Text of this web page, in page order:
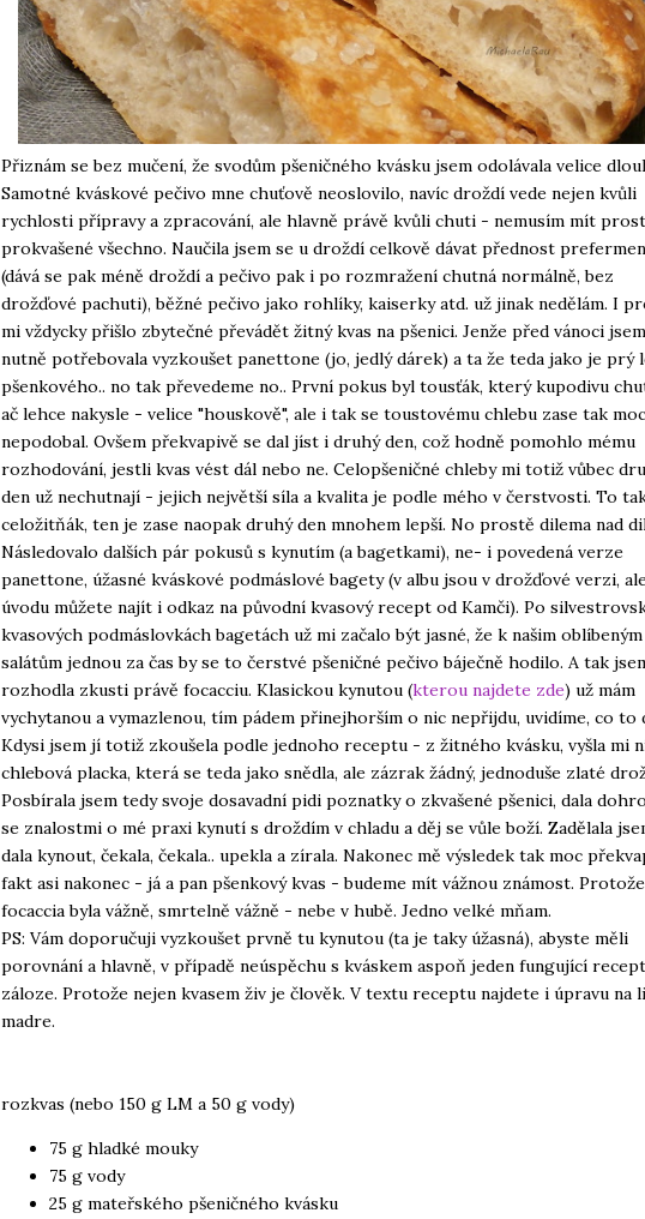
Přiznám se bez mučení, že svodům pšeničného kvásku jsem odolávala velice
Samotné kváskové pečivo mne chuťově neoslovilo, navíc droždí vede nejen kvůli
rychlosti přípravy a zpracování, ale hlavně právě kvůli chuti - nemusím mít
prokvašené všechno. Naučila jsem se u droždí celkově dávat přednost
(dává se pak méně droždí a pečivo pak i po rozmražení chutná normálně, bez
drožďové pachuti), běžné pečivo jako rohlíky, kaiserky atd. už jinak nedělám. I
mi vždycky přišlo zbytečné převádět žitný kvas na pšenici. Jenže před vánoci jsem
nutně potřebovala vyzkoušet panettone (jo, jedlý dárek) a ta že teda jako je prý
pšenkového.. no tak převedeme no.. První pokus byl tousťák, který kupodivu
ač lehce nakysle - velice "houskově", ale i tak se toustovému chlebu zase tak moc
nepodobal. Ovšem překvapivě se dal jíst i druhý den, což hodně pomohlo mému
rozhodování, jestli kvas vést dál nebo ne. Celopšeničné chleby mi totiž vůbec
den už nechutnají - jejich největší síla a kvalita je podle mého v čerstvosti. To
celožitňák, ten je zase naopak druhý den mnohem lepší. No prostě dilema nad
Následovalo dalších pár pokusů s kynutím (a bagetkami), ne- i povedená verze
panettone, úžasné kváskové podmáslové bagety (v albu jsou v drožďové verzi,
úvodu můžete najít i odkaz na původní kvasový recept od Kamči). Po
kvasových podmáslovkách bagetách už mi začalo být jasné, že k našim oblíbeným
salátům jednou za čas by se to čerstvé pšeničné pečivo báječně hodilo. A tak
rozhodla zkusti právě focacciu. Klasickou kynutou (kterou najdete zde) už mám
vychytanou a vymazlenou, tím pádem přinejhorším o nic nepřijdu, uvidíme, co to
Kdysi jsem jí totiž zkoušela podle jednoho receptu - z žitného kvásku, vyšla mi
chlebová placka, která se teda jako snědla, ale zázrak žádný, jednoduše zlaté
Posbírala jsem tedy svoje dosavadní pidi poznatky o zkvašené pšenici, dala
se znalostmi o mé praxi kynutí s droždím v chladu a děj se vůle boží. Zadělala
dala kynout, čekala, čekala.. upekla a zírala. Nakonec mě výsledek tak moc
fakt asi nakonec - já a pan pšenkový kvas - budeme mít vážnou známost.
focaccia byla vážně, smrtelně vážně - nebe v hubě. Jedno velké mňam.
PS: Vám doporučuji vyzkoušet prvně tu kynutou (ta je taky úžasná), abyste měli
porovnání a hlavně, v případě neúspěchu s kváskem aspoň jeden fungující
záloze. Protože nejen kvasem živ je člověk. V textu receptu najdete i úpravu na
madre.
rozkvas (nebo 150 g LM a 50 g vody)
75 g hladké mouky
75 g vody
25 g mateřského pšeničného kvásku